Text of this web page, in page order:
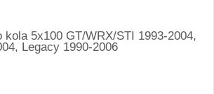
kola 5x100 GT/WRX/STI 1993-2004,
Legacy 1990-2006